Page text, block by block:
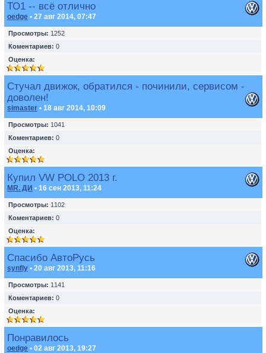
ТО1 -- всё отлично
oedge • 27 авг 2014, 07:47
Просмотры: 1252
Коментариев: 0
Оценка:
Стучал движок, обратился - починили, сервисом -
доволен!
simaster • 18 авг 2014, 10:09
Просмотры: 1041
Коментариев: 0
Оценка:
Купил VW POLO 2013 г.
MR. ДИ • 16 сен 2013, 11:24
Просмотры: 1102
Коментариев: 0
Оценка:
Спасибо АвтоРусь
synfly • 20 авг 2013, 11:16
Просмотры: 1141
Коментариев: 0
Оценка:
Понравилось
oedge • 02 авг 2013, 19:27